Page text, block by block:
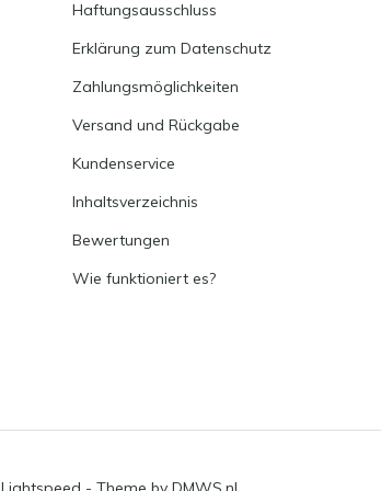
Haftungsausschluss
Erklärung zum Datenschutz
Zahlungsmöglichkeiten
Versand und Rückgabe
Kundenservice
Inhaltsverzeichnis
Bewertungen
Wie funktioniert es?